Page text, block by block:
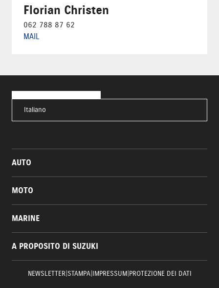
Florian Christen
062 788 87 62
MAIL
Italiano
AUTO
MOTO
MARINE
A PROPOSITO DI SUZUKI
NEWSLETTER| STAMPA| IMPRESSUM| PROTEZIONE DEI DATI